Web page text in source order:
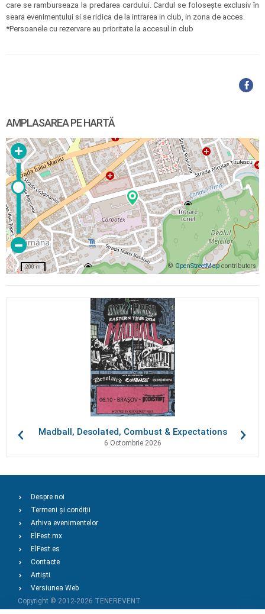
care se ramburseaza la predarea cardului. Cardul se folosește exclusiv în
seara evenimentului si se ridica de la intrarea in club, in zona de acces.
*Persoanele cu rezervare au prioritate la accesul in club
AMPLASAREA PE HARTĂ
© OpenStreetMapcontributors
200 m
Madball, Desolated, Combust & Expectations
6 Octombrie 2026
Despre noi
Termeni și condiții
Arhiva evenimentelor
ElFest.mx
ElFest.es
Contacte
Artiști
Versiunea Web
Copyright © 2012-2026 TENEREVENT